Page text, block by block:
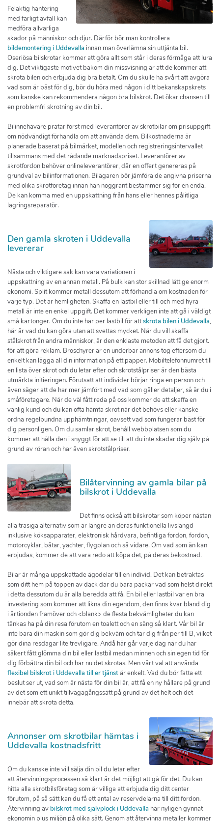
Felaktig hantering
med farligt avfall kan
medföra allvarliga
skador på människor och djur. Därför bör man kontrollera
bildemontering i Uddevalla innan man överlämna sin uttjänta bil.
Oseriösa bilskrotar kommer att göra allt som står i deras förmåga att lura
dig. Det viktigaste motivet bakom din missvisning är att de kommer att
skrota bilen och erbjuda dig bra betalt. Om du skulle ha svårt att avgöra
vad som är bäst för dig, bör du höra med någon i ditt bekanskapskrets
som kanske kan rekommendera någon bra bilskrot. Det ökar chansen till
en problemfri skrotning av din bil.
Bilinnehavare pratar först med leverantörer av skrotbilar om prisuppgift
om nödvändigt förhandla om att använda dem. Bilkostnaderna är
planerade baserat på bilmärket, modellen och registreringsintervallet
tillsammans med det rådande marknadspriset. Leverantörer av
skrotfordon behöver onlineleverantörer, där en offert genereras på
grundval av bilinformationen. Bilägaren bör jämföra de angivna priserna
med olika skrotföretag innan han noggrant bestämmer sig för en enda.
De kan komma med en uppskattning från hans eller hennes pålitliga
lagringsreparatör.
Den gamla skroten i Uddevalla
levererar
Nästa och viktigare sak kan vara variationen i
uppskattning av en annan metall. På bulk kan stor skillnad lätt ge enorm
ekonomi. Split kommer metall dessutom att förhandla om kostnaden för
varje typ. Det är hemligheten. Skaffa en lastbil eller till och med hyra
metall är inte en enkel uppgift. Det kommer verkligen inte att gå i väldigt
små kartonger. Om du inte har per lastbil för attskrota bilen i Uddevalla,
här är vad du kan göra utan att svettas mycket. När du vill skaffa
stålskrot från andra människor, är den enklaste metoden att få det gjort.
för att göra reklam. Broschyrer är en underbar annons tog eftersom du
enkelt kan lägga all din information på ett papper. Mobiltelefonnumret till
en lista över skrot och du letar efter och skrotstålpriser är den bästa
utmärkta initieringen. Förutsatt att individer börjar ringa en person och
även säger att de har mer jämfört med vad som gäller detaljer, så är du i
småföretagare. När de väl fått reda på oss kommer de att skaffa en
vanlig kund och du kan ofta hämta skrot när det behövs eller kanske
ordna regelbundna upphämtningar, oavsett vad som fungerar bäst för
dig personligen. Om du samlar skrot, behåll webbplatsen som du
kommer att hålla den i snyggt för att se till att du inte skadar dig själv på
grund av röran och har även skrotstålpriser.
Bilåtervinning av gamla bilar på
bilskrot i Uddevalla
Det finns också att bilskrotar som köper nästan
alla trasiga alternativ som är längre än deras funktionella livslängd
inklusive köksapparater, elektronisk hårdvara, befintliga fordon, fordon,
motorcyklar, båtar, yachter, flygplan och så vidare. Om vad som än kan
erbjudas, kommer de att vara redo att köpa det, på deras bekostnad.
Bilar är många uppskattade ägodelar till en individ. Det kan betraktas
som ditt hem på toppen av däck där du bara packar vad som helst direkt
i detta dessutom du är alla beredda att få. En bil eller lastbil var en bra
investering som kommer att likna din egendom, den finns kvar bland dig
i årtionden framöver och <blank> de flesta bekvämligheter du kan
tänkas ha på din resa förutom en toalett och en säng så klart. Vår bil är
inte bara din maskin som gör dig bekväm och tar dig från per till B, vilket
gör dina resdagar lite trevligare. Ändå här går varje dag när du har
säkert fått glömma din bil eller lastbil medan minnen och sin egen tid för
dig förbättra din bil och har nu det skrotas. Men vårt val att använda
flexibel bilskrot i Uddevalla till er tjänstär enkelt. Vad du bör fatta ett
beslut ser ut, vad som är nästa för din bil är, att få en ny hållare på grund
av det som ett unikt tillvägagångssätt på grund av det helt och det
innebär att skrota detta.
Annonser om skrotbilar hämtas i
Uddevalla kostnadsfritt
Om du kanske inte vill sälja din bil du letar efter
att återvinningsprocessen så klart är det möjligt att gå för det. Du kan
hitta alla skrotbilsföretag som är villiga att erbjuda dig ditt center
förutom, på så sätt kan du få ett antal av reservdelarna till ditt fordon.
Återvinning av bilskrot med självplock i Uddevalla har nyligen gynnat
ekonomin plus miljön på olika sätt. Genom att återvinna metaller kommer